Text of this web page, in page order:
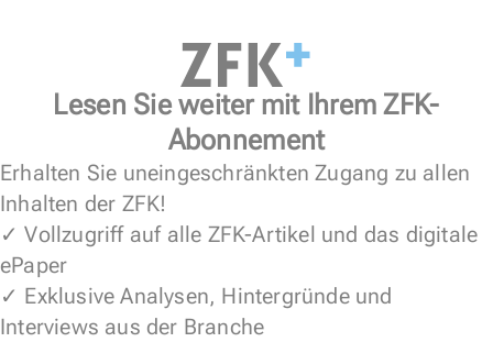
Lesen Sie weiter mit Ihrem ZFK-
Abonnement
Erhalten Sie uneingeschränkten Zugang zu allen
Inhalten der ZFK!
✓ Vollzugriff auf alle ZFK-Artikel und das digitale
ePaper
✓ Exklusive Analysen, Hintergründe und
Interviews aus der Branche